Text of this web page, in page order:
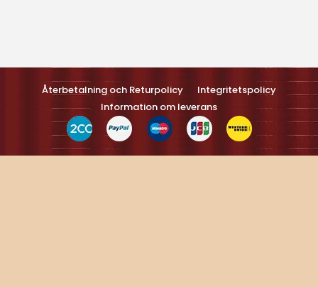
Återbetalning och Returpolicy
Integritetspolicy
Information om leverans
Turns on site high speed to be attractive feller people and search
engines.